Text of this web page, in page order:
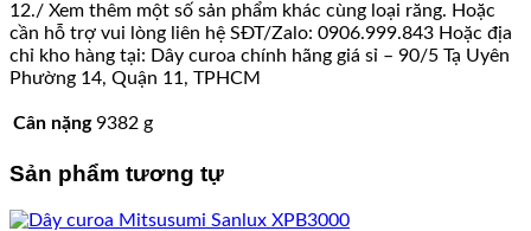
12./ Xem thêm một số sản phẩm khác cùng loại răng. Hoặc
cần hỗ trợ vui lòng liên hệ SĐT/Zalo: 0906.999.843 Hoặc địa
chỉ kho hàng tại: Dây curoa chính hãng giá sỉ – 90/5 Tạ Uyên
Phường 14, Quận 11, TPHCM
Cân nặng 9382 g
Sản phẩm tương tự